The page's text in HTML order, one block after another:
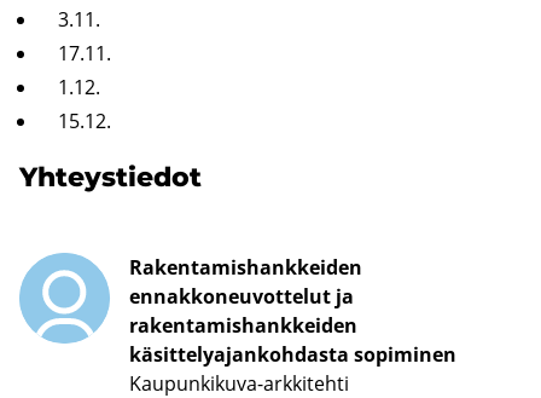
3.11.
17.11.
1.12.
15.12.
Yh­teys­tie­dot
Rakentamishankkeiden
ennakkoneuvottelut ja
rakentamishankkeiden
käsittelyajankohdasta sopiminen
Kaupunkikuva-arkkitehti